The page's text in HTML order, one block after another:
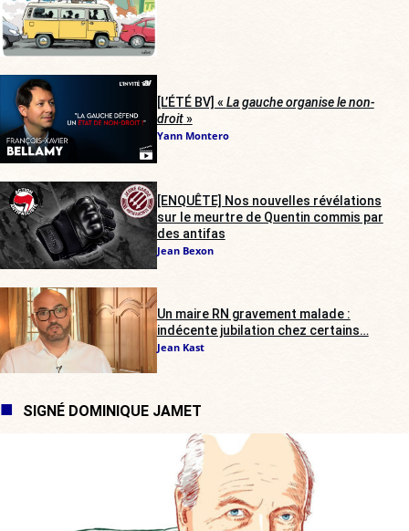
[L’ÉTÉ BV] « La gauche organise le non-
droit»
Yann Montero
[ENQUÊTE] Nos nouvelles révélations
sur le meurtre de Quentin commis par
des antifas
Jean Bexon
Un maire RN gravement malade :
indécente jubilation chez certains…
Jean Kast
SIGNÉ DOMINIQUE JAMET